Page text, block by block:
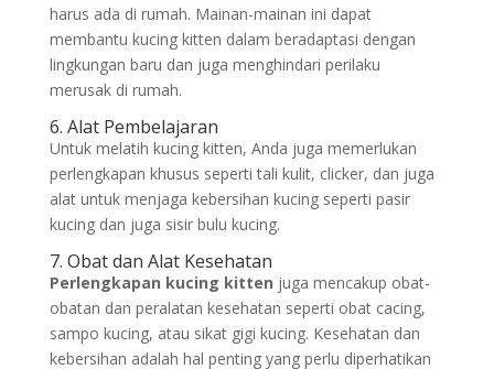
harus ada di rumah. Mainan-mainan ini dapat
membantu kucing kitten dalam beradaptasi dengan
lingkungan baru dan juga menghindari perilaku
merusak di rumah.
6. Alat Pembelajaran
Untuk melatih kucing kitten, Anda juga memerlukan
perlengkapan khusus seperti tali kulit, clicker, dan juga
alat untuk menjaga kebersihan kucing seperti pasir
kucing dan juga sisir bulu kucing.
7. Obat dan Alat Kesehatan
Perlengkapan kucing kitten juga mencakup obat-
obatan dan peralatan kesehatan seperti obat cacing,
sampo kucing, atau sikat gigi kucing. Kesehatan dan
kebersihan adalah hal penting yang perlu diperhatikan